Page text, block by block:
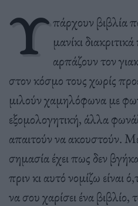
Υ πάρχουν βιβλία
μανίκι
αρπάζουν τον
στον κόσμο τους χωρίς
μιλούν χαμηλόφωνα με
εξομολογητική, άλλα
απαιτούν να ακουστούν.
σημασία έχει πως δεν
πριν κι αυτό νομίζω είναι
να σου χαρίσει ένα βιβλίο,